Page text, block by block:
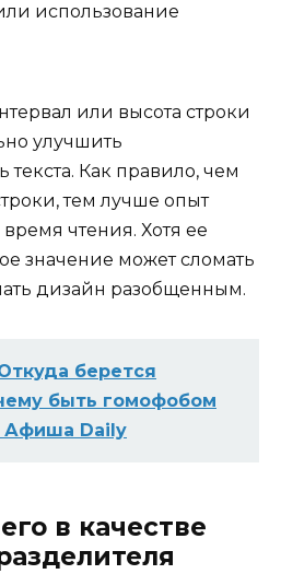
использование
или высота строки
улучшить
текста. Как правило, чем
тем лучше опыт
чтения. Хотя ее
значение может сломать
дизайн разобщенным.
берется
быть гомофобом
Афиша Daily
в качестве